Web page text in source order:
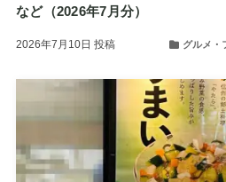
など（2026年7月分）
2026年7月10日 投稿 グルメ・